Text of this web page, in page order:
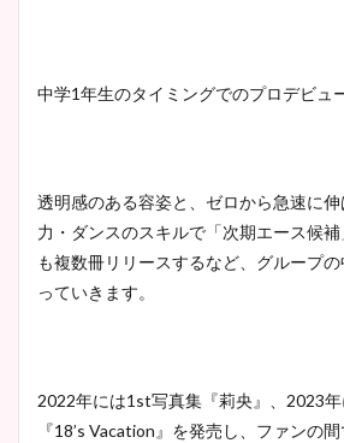
中学1年生のタイミングでのプロデビュ
透明感のある容姿と、ゼロから急速に
力・ダンスのスキルで「次期エース候
も複数冊リリースするなど、グループ
っていきます。
2022年には1st写真集『莉央』、2023
『18’s Vacation』を発売し、ファンの